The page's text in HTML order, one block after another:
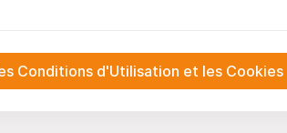
les notes importantes et les
droits d'auteur, de conception et de
et ne peuvent pas être désactivés.
Conditions d'Utilisation et les Cookies